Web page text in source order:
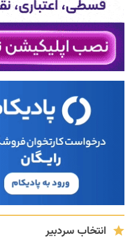
انتخاب سردبیر